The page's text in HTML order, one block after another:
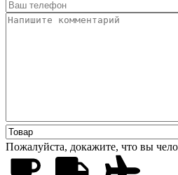
Пожалуйста, докажите, что вы